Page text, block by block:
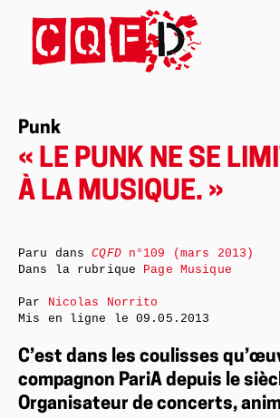
Punk
« LE PUNK NE SE
À LA MUSIQUE. »
C’est dans les coulisses
compagnon PariA depuis le
Organisateur de concerts,
Paru dansCQFDn°109 (mars 2013)
Dans la rubrique Page Musique
Par Nicolas Norrito
Mis en ligne le09.05.2013